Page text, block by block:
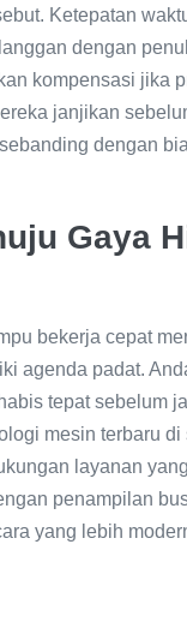
Ketepatan
dengan
kompensasi jika
janjikan
dengan
Gaya
bekerja cepat
agenda padat.
tepat sebelum
mesin terbaru
layanan
penampilan
yang lebih